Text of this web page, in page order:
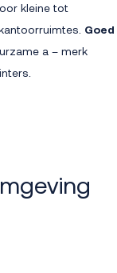
kleine tot
Goed
a – merk